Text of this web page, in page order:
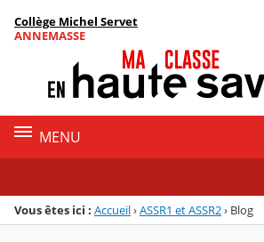
Menu de la rubrique
Contenu
Collège Michel Servet
ANNEMASSE
MENU
Vous êtes ici : Accueil›ASSR1 et ASSR2› Blog